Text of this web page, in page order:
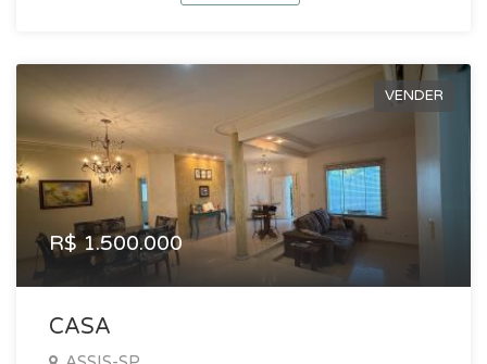
VENDER
R$ 1.500.000
CASA